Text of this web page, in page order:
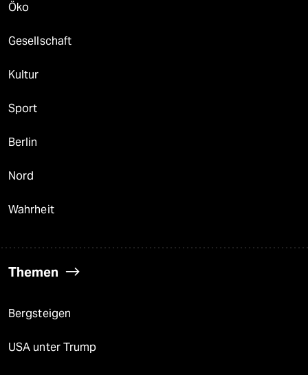
Öko
Gesellschaft
Kultur
Sport
Berlin
Nord
Wahrheit
Themen
Bergsteigen
USA unter Trump